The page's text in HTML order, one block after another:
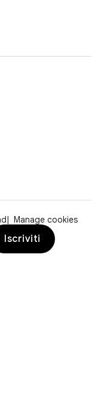
Manage cookies
Iscriviti